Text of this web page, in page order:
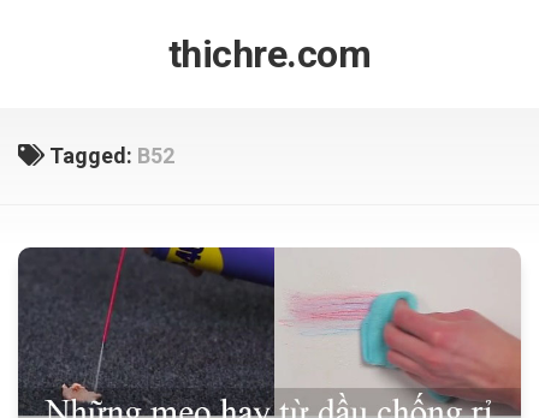
thichre.com
Tagged: B52